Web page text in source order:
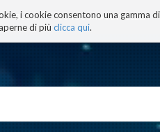
i cookie consentono una gamma
di più clicca qui.
BLOG TECNOCONSAPEVOLEZZA